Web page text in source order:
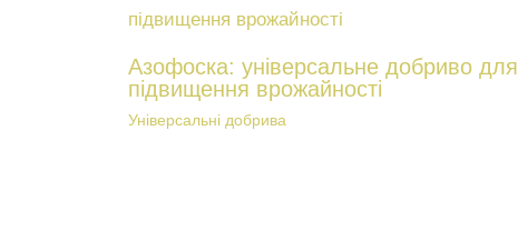
Азофоска: універсальне добриво для
підвищення врожайності
Універсальні добрива